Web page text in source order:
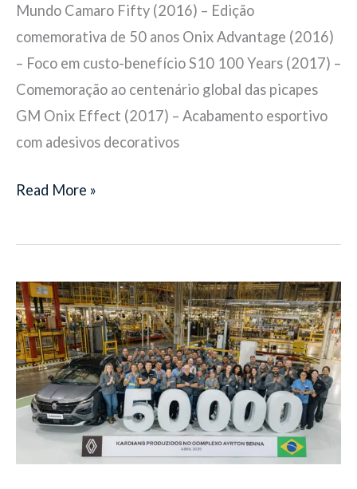
Mundo Camaro Fifty (2016) – Edição
comemorativa de 50 anos Onix Advantage (2016)
– Foco em custo-benefício S10 100 Years (2017) –
Comemoração ao centenário global das picapes
GM Onix Effect (2017) – Acabamento esportivo
com adesivos decorativos
Read More »
Kardian
chega
aos
50
mil